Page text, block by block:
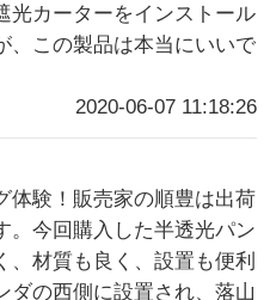
光カーターをインストール
、この製品は本当にいいで
2020-06-07 11:18:26
体験！販売家の順豊は出荷
。今回購入した半透光パン
、材質も良く、設置も便利
ダの西側に設置され、落山